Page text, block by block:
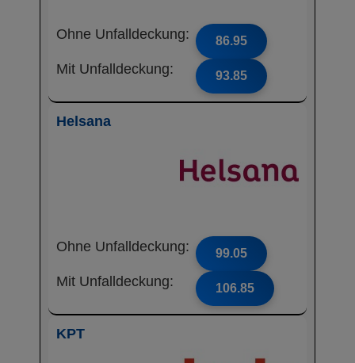
Ohne Unfalldeckung: 86.95
Mit Unfalldeckung: 93.85
Helsana
Ohne Unfalldeckung: 99.05
Mit Unfalldeckung: 106.85
KPT